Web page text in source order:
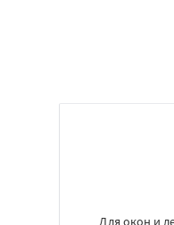
Для окон и